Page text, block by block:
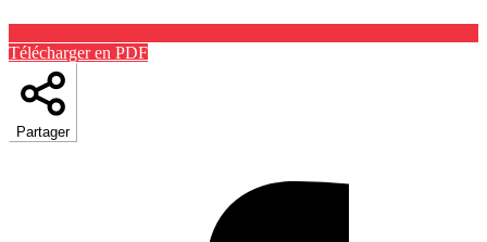
Télécharger en PDF
Partager